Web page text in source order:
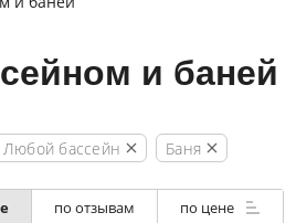
и баней
Любой бассейн Баня
по отзывам по цене